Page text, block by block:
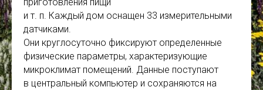
приготовления пищи
и т. п. Каждый дом оснащен 33 измерительными
датчиками.
Они круглосуточно фиксируют определенные
физические параметры, характеризующие
микроклимат помещений. Данные поступают
в центральный компьютер и сохраняются на